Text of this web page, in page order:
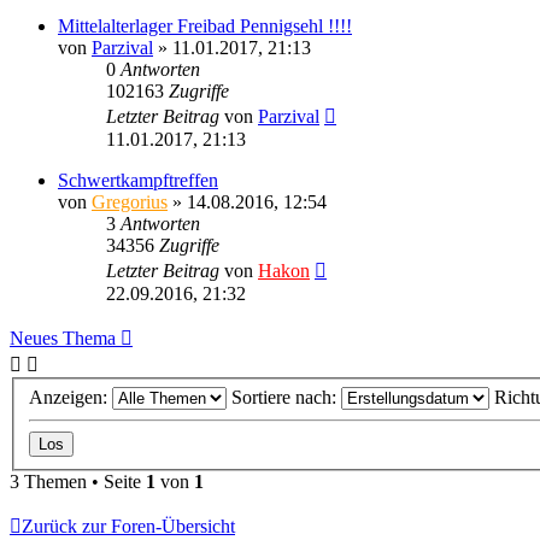
Mittelalterlager Freibad Pennigsehl !!!!
von Parzival » 11.01.2017, 21:13
0Antworten
102163 Zugriffe
Letzter Beitrag von Parzival
11.01.2017, 21:13
Schwertkampftreffen
von Gregorius » 14.08.2016, 12:54
3Antworten
34356 Zugriffe
Letzter Beitrag von Hakon
22.09.2016, 21:32
Neues Thema
Anzeigen: Sortiere nach:
3 Themen • Seite 1 von 1
Zurück zur Foren-Übersicht